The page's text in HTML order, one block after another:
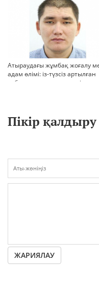
Атыраудағы жұмбақ жоғалу
адам өлімі: із-түзсіз артылған
отбасы, полиция тергеуі және
Пікір
ЖАРИЯЛАУ